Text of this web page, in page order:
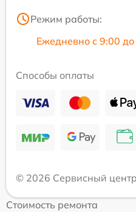
Режим работы:
Ежедневно с 9:00
Способы оплаты
© 2026 Сервисный
Стоимость ремонта